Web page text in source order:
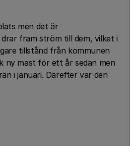
men det är
fram ström till dem, vilket i
tillstånd från kommunen
ny mast för ett år sedan men
i januari. Därefter var den